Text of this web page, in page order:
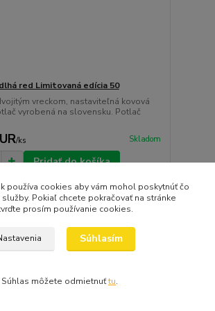
red Limitovaná edícia 50
vreckom, nastaviteľná kovová
vyrobená na slovensku. Potlač
/ks Skladom
Pridať do košíka
používa cookies aby vám mohol poskytnúť čo
Pokiaľ chcete pokračovať na stránke
prosím používanie cookies.
Súhlasím
Súhlas môžete odmietnuťtu.